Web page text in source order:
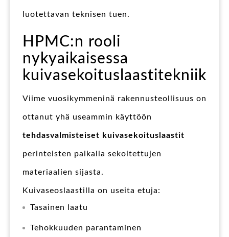
luotettavan teknisen tuen.
HPMC:n rooli
nykyaikaisessa
Viime vuosikymmeninä rakennusteollisuus on
ottanut yhä useammin käyttöön
tehdasvalmisteiset kuivasekoituslaastit
perinteisten paikalla sekoitettujen
materiaalien sijasta.
Kuivaseoslaastilla on useita etuja:
Tasainen laatu
Tehokkuuden parantaminen